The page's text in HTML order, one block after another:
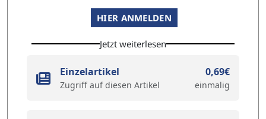
HIER ANMELDEN
Jetzt weiterlesen
Einzelartikel
Zugriff auf diesen Artikel
0,69€
einmalig